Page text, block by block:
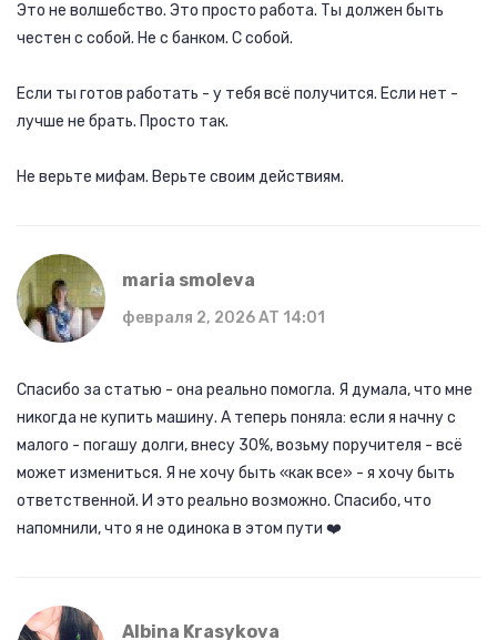
Это не волшебство. Это просто работа. Ты должен быть
честен с собой. Не с банком. С собой.
Если ты готов работать - у тебя всё получится. Если нет -
лучше не брать. Просто так.
Не верьте мифам. Верьте своим действиям.
maria smoleva
февраля 2, 2026 AT 14:01
Спасибо за статью - она реально помогла. Я думала, что мне
никогда не купить машину. А теперь поняла: если я начну с
малого - погашу долги, внесу 30%, возьму поручителя - всё
может измениться. Я не хочу быть «как все» - я хочу быть
ответственной. И это реально возможно. Спасибо, что
напомнили, что я не одинока в этом пути ❤️
Albina Krasykova